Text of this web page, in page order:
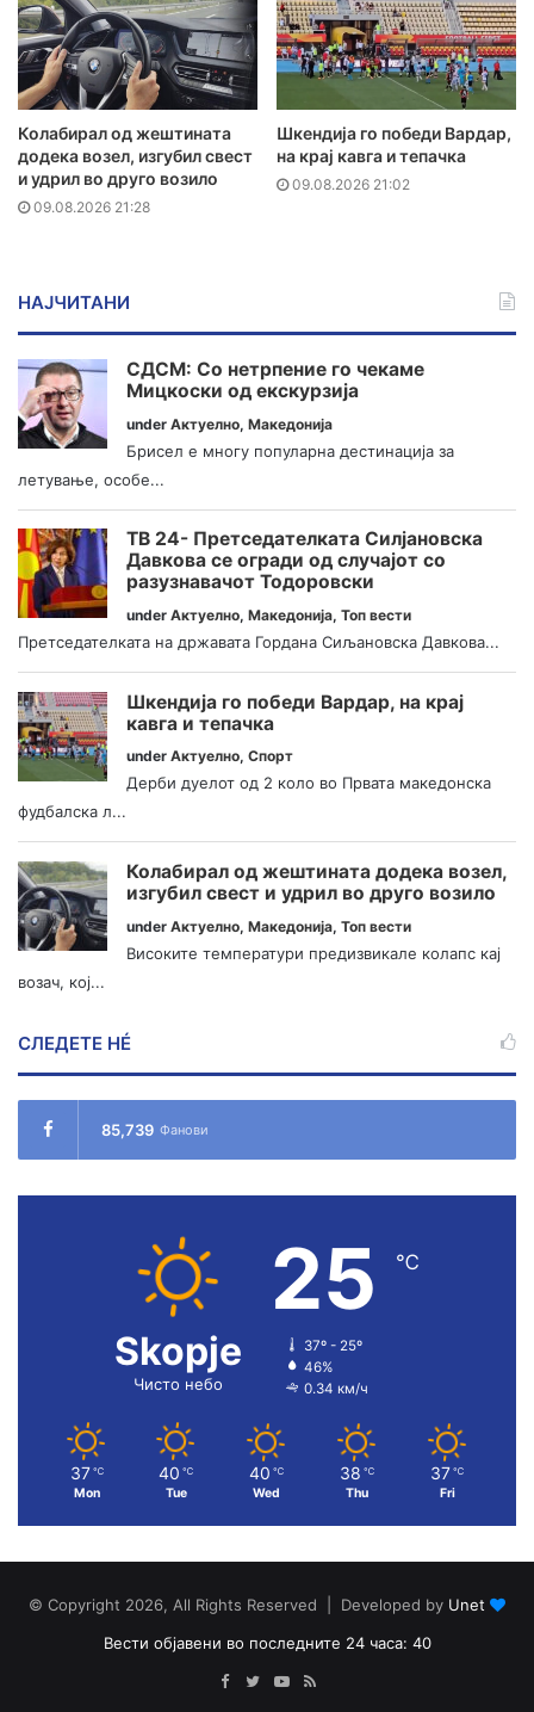
Колабирал од жештината
додека возел, изгубил свест
и удрил во друго возило
09.08.2026 21:28
Шкендија го победи Вардар,
на крај кавга и тепачка
09.08.2026 21:02
НАЈЧИТАНИ
СДСМ: Со нетрпение го чекаме
Мицкоски од екскурзија
under Актуелно, Македонија
Брисел е многу популарна дестинација за
летување, особе...
ТВ 24- Претседателката Силјановска
Давкова се огради од случајот со
разузнавачот Тодоровски
under Актуелно, Македонија, Топ вести
Претседателката на државата Гордана Сиљановска Давкова...
Шкендија го победи Вардар, на крај
кавга и тепачка
under Актуелно, Спорт
Дерби дуелот од 2 коло во Првата македонска
фудбалска л...
Колабирал од жештината додека возел,
изгубил свест и удрил во друго возило
under Актуелно, Македонија, Топ вести
Високите температури предизвикале колапс кај
возач, кој...
СЛЕДЕТЕ НÉ
85,739 Фанови
Skopje
Чисто небо
25 ℃
37º - 25º
46%
0.34 км/ч
37 ℃
Mon
40 ℃
Tue
40 ℃
Wed
38 ℃
Thu
37 ℃
Fri
© Copyright 2026, All Rights Reserved | Developed by Unet
Вести објавени во последните 24 часа: 40
Facebook
TwitterYouTube
RSS